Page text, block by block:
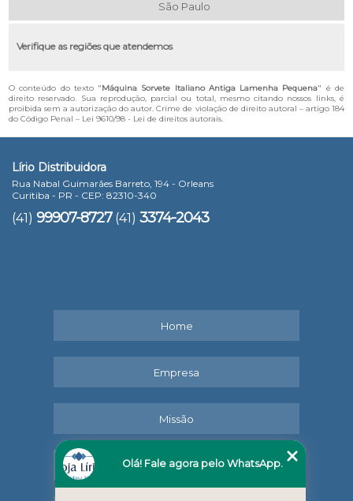
São Paulo
Verifique as regiões que atendemos
O conteúdo do texto "Máquina Sorvete Italiano Antiga Lamenha Pequena" é de
direito reservado. Sua reprodução, parcial ou total, mesmo citando nossos links, é
proibida sem a autorização do autor. Crime de violação de direito autoral – artigo 184
do Código Penal – Lei 9610/98 - Lei de direitos autorais.
Lírio Distribuidora
Rua Nabal Guimarães Barreto, 194 - Orleans
Curitiba - PR - CEP: 82310-340
(41) 99907-8727 (41) 3374-2043
Home
Empresa
Missão
Serviços
Olá! Fale agora pelo WhatsApp.